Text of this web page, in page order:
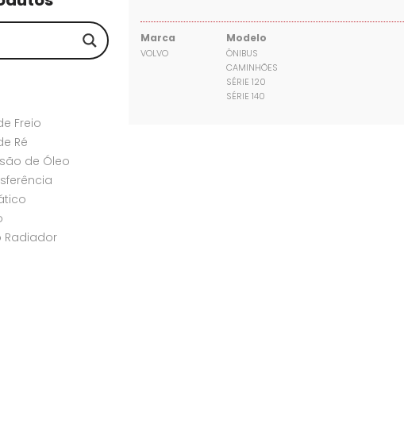
Freio
Ré
de Óleo
Radiador
Marca
VOLVO
Modelo
ÔNIBUS
CAMINHÕES
SÉRIE 120
SÉRIE 140